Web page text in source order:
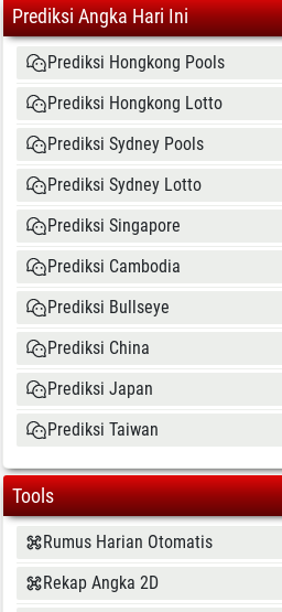
Prediksi Angka Hari Ini
Prediksi Hongkong Pools
Prediksi Hongkong Lotto
Prediksi Sydney Pools
Prediksi Sydney Lotto
Prediksi Singapore
Prediksi Cambodia
Prediksi Bullseye
Prediksi China
Prediksi Japan
Prediksi Taiwan
Tools
Rumus Harian Otomatis
Rekap Angka 2D